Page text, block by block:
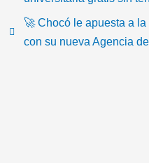
k
o
o
k
e
🚀 Chocó le apuesta a
con su nueva Agencia